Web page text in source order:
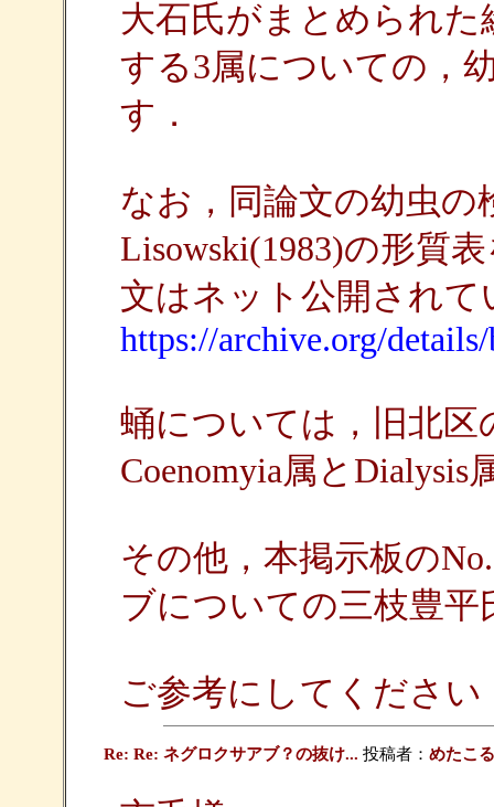
大石氏がまとめられ
する3属についての，
す．
なお，同論文の幼虫の
Lisowski(1983)の形質
文はネット公開されて
https://archive.org/
蛹については，旧北区
Coenomyia属と
その他，本掲示板の
ブについての三枝豊
ご参考にしてください
Re: Re: ネグロクサアブ？の抜け... 投稿者： めたこ